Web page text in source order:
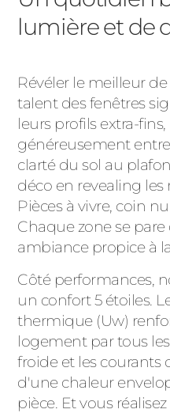
lumière et de
Révéler le meilleur
talent des fenêtres
leurs profils extra-
généreusement
clarté du sol au
déco en revealing les
Pièces à vivre, coin
Chaque zone se
ambiance propice à
Côté performances,
un confort 5 étoiles.
thermique (Uw)
logement par tous
froide et les courants
d'une chaleur
pièce. Et vous